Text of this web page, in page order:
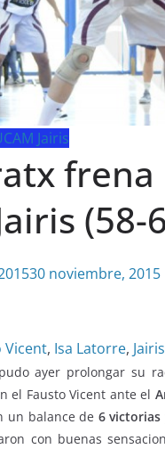
Jairis
(58-
30 noviembre, 2015
Vicent, Isa Latorre, Jairis
ayer prolongar su
el Fausto Vicent ante el
un balance de 6
con buenas